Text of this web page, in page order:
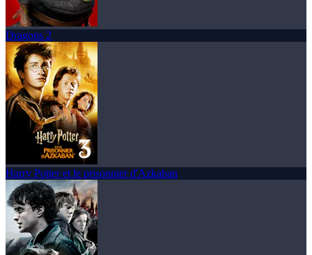
Dragons 2
Harry Potter et le prisonnier d'Azkaban